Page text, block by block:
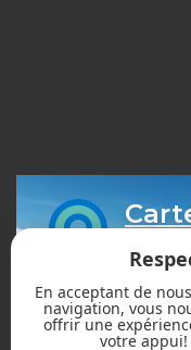
des
En acceptant de
navigation, vous
offrir une
votre appui!